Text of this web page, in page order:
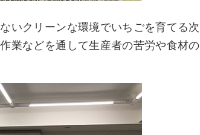
いクリーンな環境でいちごを育てる次
業などを通して生産者の苦労や食材の